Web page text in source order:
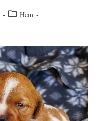
Inläggskategori:
Hem